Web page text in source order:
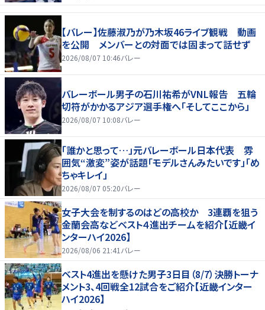
【バレー】佐藤淑乃が乃木坂46ライブ観戦 動画
を公開 メンバーとの対面では固まって話せず
2026/08/07 10:46バレー
バレーボール男子の石川祐希がVNL報告 五輪
切符がかかるアジア選手権へ「そしてここから」
2026/08/07 10:08バレー
「誰かと思って…」元バレーボール日本代表 雰
囲気“激変”姿が話題「モデルさんみたいです」「め
ちゃキレイ」
2026/08/07 05:20バレー
女子大会を制するのはどの高校か 3連覇を狙う
金蘭会高などベスト４進出チームを紹介【近畿イ
ンターハイ2026】
2026/08/06 21:41 バレー
ベスト4進出を懸けた男子3日目（8/7）決勝トーナ
メント3、4回戦全12試合をご紹介【近畿インター
ハイ2026】